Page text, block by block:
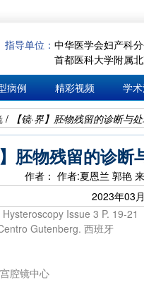
指导单位： 中华医学会妇产科
首都医科大学附属
病例 精彩视频 学
/ 【镜·界】胚物残留的诊断与
】胚物残留的诊断
作者： 作者:夏恩兰 郭艳
2023年03
Issue 3 P. 19-21
Gutenberg. 西班牙
腔镜中心